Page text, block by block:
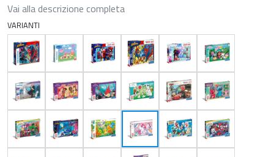
Vai alla descrizione completa
VARIANTI